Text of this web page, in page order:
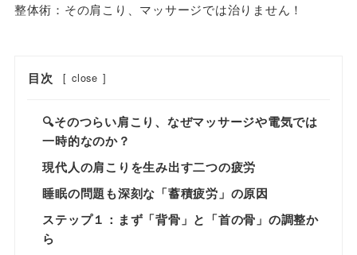
整体術：その肩こり、マッサージでは治りません！
目次 [ close ]
🔍そのつらい肩こり、なぜマッサージや電気では
一時的なのか？
現代人の肩こりを生み出す二つの疲労
睡眠の問題も深刻な「蓄積疲労」の原因
ステップ１：まず「背骨」と「首の骨」の調整か
ら